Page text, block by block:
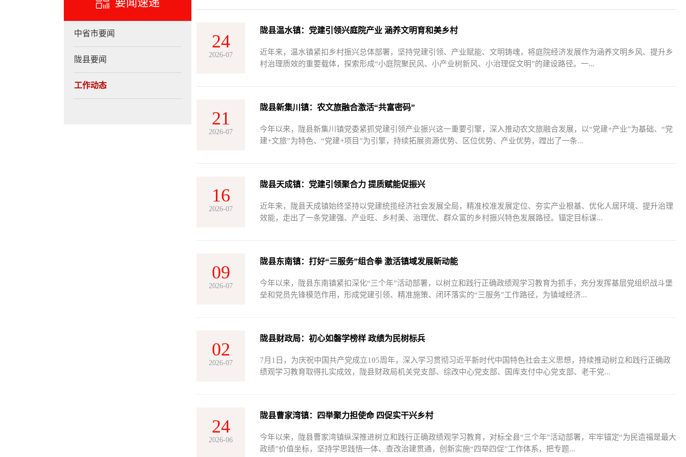
中省市要闻
陇县要闻
工作动态
24
2026-07
陇县温水镇：党建引领兴庭院产业 涵养文明育和美乡村
近年来，温水镇紧扣乡村振兴总体部署，坚持党建引领、产业赋能、文明铸魂，将庭院经济发展作为涵养文明乡风、提升乡
村治理质效的重要载体，探索形成“小庭院聚民风、小产业树新风、小治理促文明”的建设路径。一...
21
2026-07
陇县新集川镇：农文旅融合激活“共富密码”
今年以来，陇县新集川镇党委紧抓党建引领产业振兴这一重要引擎，深入推动农文旅融合发展，以“党建+产业”为基础、“党
建+文旅”为特色、“党建+项目”为引擎，持续拓展资源优势、区位优势、产业优势，蹚出了一条...
16
2026-07
陇县天成镇：党建引领聚合力 提质赋能促振兴
近年来，陇县天成镇始终坚持以党建统揽经济社会发展全局，精准校准发展定位、夯实产业根基、优化人居环境、提升治理
效能，走出了一条党建强、产业旺、乡村美、治理优、群众富的乡村振兴特色发展路径。锚定目标谋...
09
2026-07
陇县东南镇：打好“三服务”组合拳 激活镇域发展新动能
今年以来，陇县东南镇紧扣深化“三个年”活动部署，以树立和践行正确政绩观学习教育为抓手，充分发挥基层党组织战斗堡
垒和党员先锋模范作用，形成党建引领、精准施策、闭环落实的“三服务”工作路径，为镇域经济...
02
2026-07
陇县财政局：初心如磐学榜样 政绩为民树标兵
7月1日，为庆祝中国共产党成立105周年，深入学习贯彻习近平新时代中国特色社会主义思想，持续推动树立和践行正确政
绩观学习教育取得扎实成效，陇县财政局机关党支部、综改中心党支部、国库支付中心党支部、老干党...
24
2026-06
陇县曹家湾镇：四举聚力担使命 四促实干兴乡村
今年以来，陇县曹家湾镇纵深推进树立和践行正确政绩观学习教育，对标全县“三个年”活动部署，牢牢锚定“为民造福是最大
政绩”价值坐标，坚持学思践悟一体、查改治建贯通，创新实施“四举四促”工作体系，把专题...